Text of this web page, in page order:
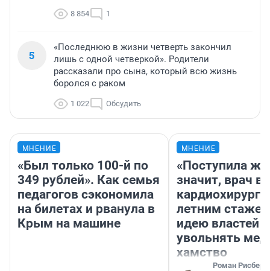
8 854 1
5
«Последнюю в жизни четверть закончил
лишь с одной четверкой». Родители
рассказали про сына, который всю жизнь
боролся с раком
1 022 Обсудить
МНЕНИЕ
«Был только 100-й по
349 рублей». Как семья
педагогов сэкономила
на билетах и рванула в
Крым на машине
МНЕНИЕ
«Поступила
значит, врач
кардиохирург
летним
идею властей
увольнять
хамство
Роман Рисберг